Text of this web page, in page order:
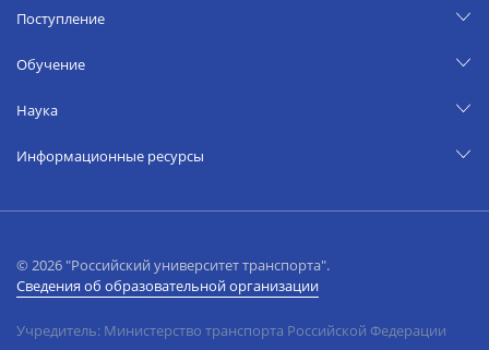
Поступление
Обучение
Наука
Информационные ресурсы
© 2026 "Российский университет транспорта".
Сведения об образовательной организации
Учредитель: Министерство транспорта Российской Федерации